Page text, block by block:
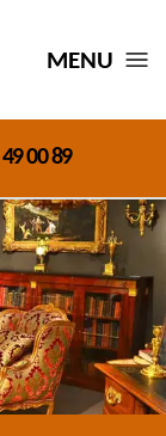
MENU
00 89